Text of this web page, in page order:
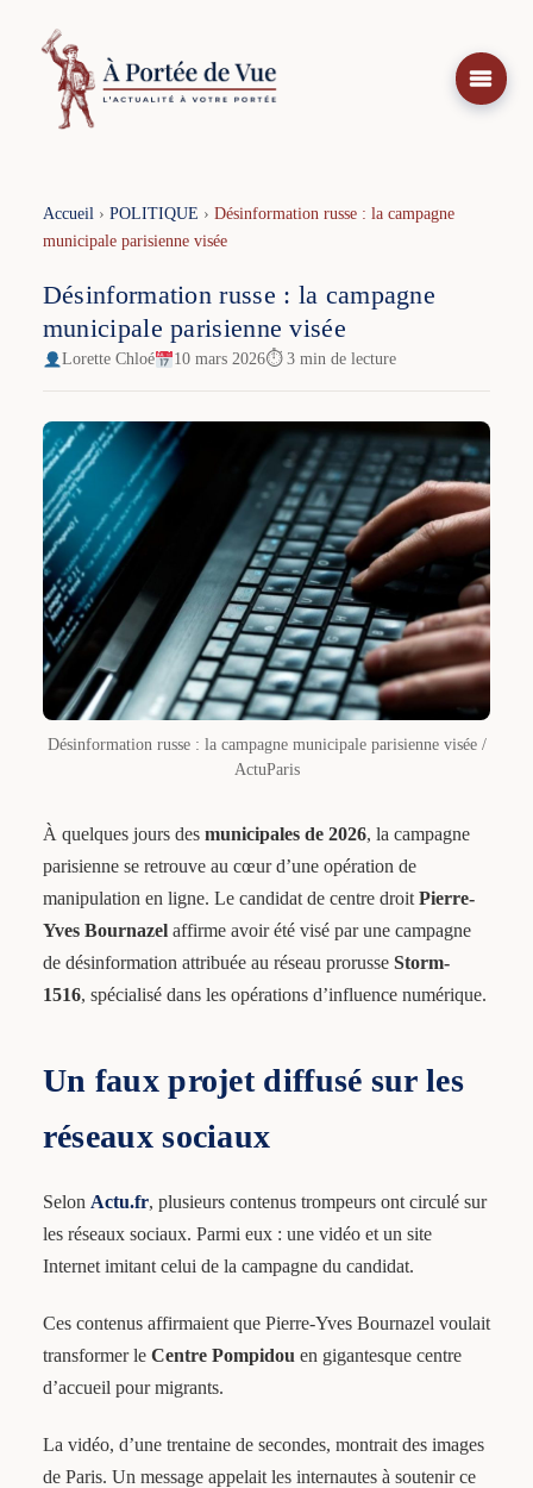
contenu
Accueil› POLITIQUE › Désinformation russe : la campagne
municipale parisienne visée
Désinformation russe : la campagne
municipale parisienne visée
Lorette Chloé 10 mars 2026⏱ 3 min de lecture
Désinformation russe : la campagne municipale parisienne visée /
ActuParis
À quelques jours des municipales de 2026, la campagne
parisienne se retrouve au cœur d’une opération de
manipulation en ligne. Le candidat de centre droit Pierre-
Yves Bournazelaffirme avoir été visé par une campagne
de désinformation attribuée au réseau prorusse Storm-
1516, spécialisé dans les opérations d’influence numérique.
Un faux projet diffusé sur les
réseaux sociaux
Selon Actu.fr, plusieurs contenus trompeurs ont circulé sur
les réseaux sociaux. Parmi eux : une vidéo et un site
Internet imitant celui de la campagne du candidat.
Ces contenus affirmaient que Pierre-Yves Bournazel voulait
transformer le Centre Pompidou en gigantesque centre
d’accueil pour migrants.
La vidéo, d’une trentaine de secondes, montrait des images
de Paris. Un message appelait les internautes à soutenir ce